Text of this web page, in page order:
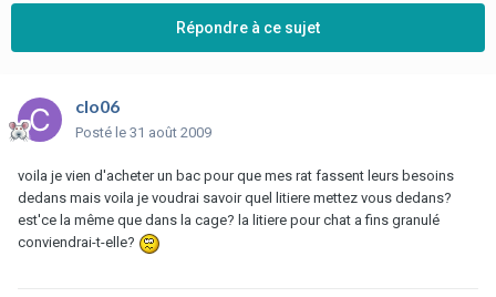
Répondre à ce sujet
clo06
Posté le 31 août 2009
voila je vien d'acheter un bac pour que mes rat fassent leurs besoins
dedans mais voila je voudrai savoir quel litiere mettez vous dedans?
est'ce la même que dans la cage? la litiere pour chat a fins granulé
conviendrai-t-elle?